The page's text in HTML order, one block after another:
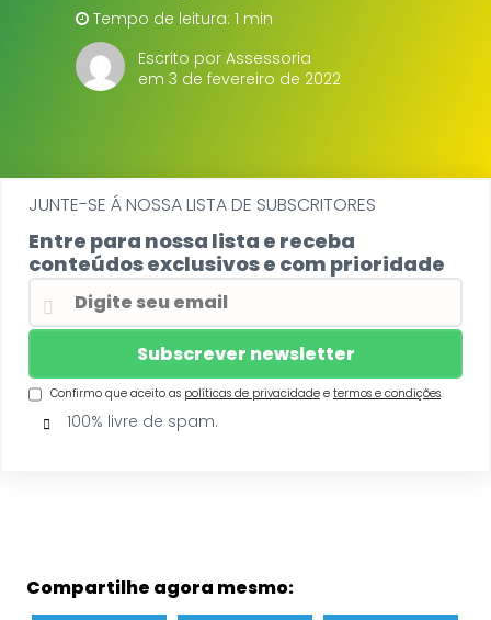
Tempo de leitura: 1 min
Escrito por Assessoria
em 3 de fevereiro de 2022
JUNTE-SE Á NOSSA LISTA DE SUBSCRITORES
Entre para nossa lista e receba
conteúdos exclusivos e com prioridade
Confirmo que aceito as políticas de privacidadee termos e condições.
100% livre de spam.
Compartilhe agora mesmo: